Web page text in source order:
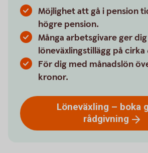
Möjlighet att gå i pension
högre pension.
Många arbetsgivare ger
löneväxlingstillägg på
För dig med månadslön
kronor.
Löneväxling – boka
rådgivning